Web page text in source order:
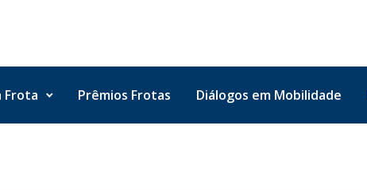
Frota Prêmios Frotas Diálogos em Mobilidade